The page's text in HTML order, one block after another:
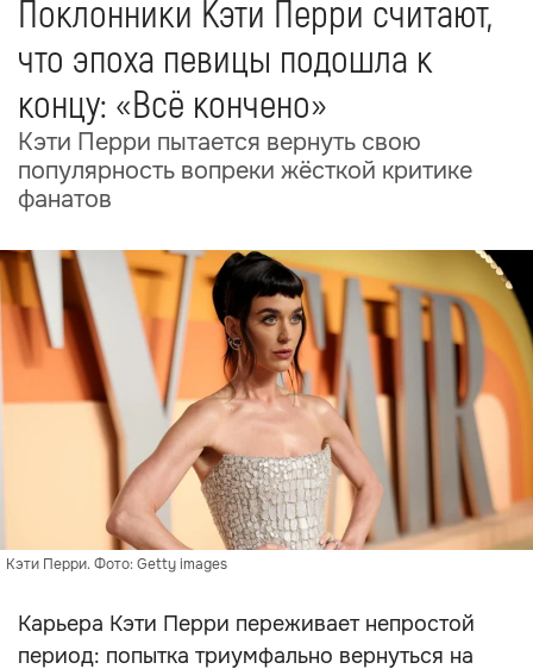
Поклонники Кэти Перри считают,
что эпоха певицы подошла к
концу: «Всё кончено»
Кэти Перри пытается вернуть свою
популярность вопреки жёсткой критике
фанатов
Кэти Перри. Фото: Getty images
Карьера Кэти Перри переживает непростой
период: попытка триумфально вернуться на